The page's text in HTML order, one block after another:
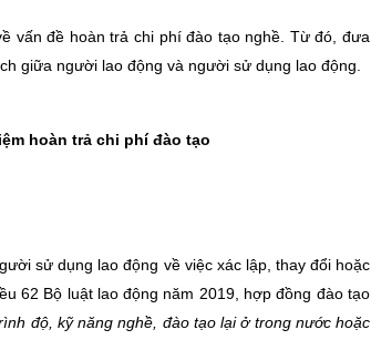
vấn đề hoàn trả chi phí đào tạo nghề. Từ đó, đưa
giữa người lao động và người sử dụng lao động.
hoàn trả chi phí đào tạo
sử dụng lao động về việc xác lập, thay đổi hoặc
62 Bộ luật lao động năm 2019, hợp đồng đào tạo
độ, kỹ năng nghề, đào tạo lại ở trong nước hoặc